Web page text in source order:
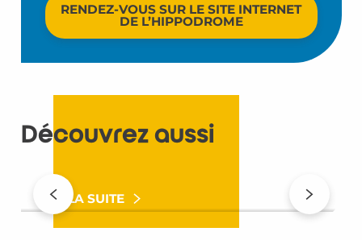
RENDEZ-VOUS SUR LE SITE INTERNET
DE L’HIPPODROME
Découvrez aussi
LIRE LA SUITE